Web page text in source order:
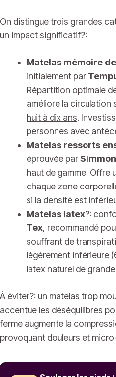
On distingue trois grandes
un impact significatif?:
Matelas mémoire
initialement par
Répartition optimale
améliore la circulation
huit à dix ans.
personnes avec
Matelas ressorts
éprouvée par
haut de gamme. Offre
chaque zone
si la densité est
Matelas latex?:
Tex, recommandé
souffrant de
légèrement inférieure
latex naturel de
À éviter?: un matelas trop
accentue les déséquilibres
ferme augmente la
provoquant douleurs et